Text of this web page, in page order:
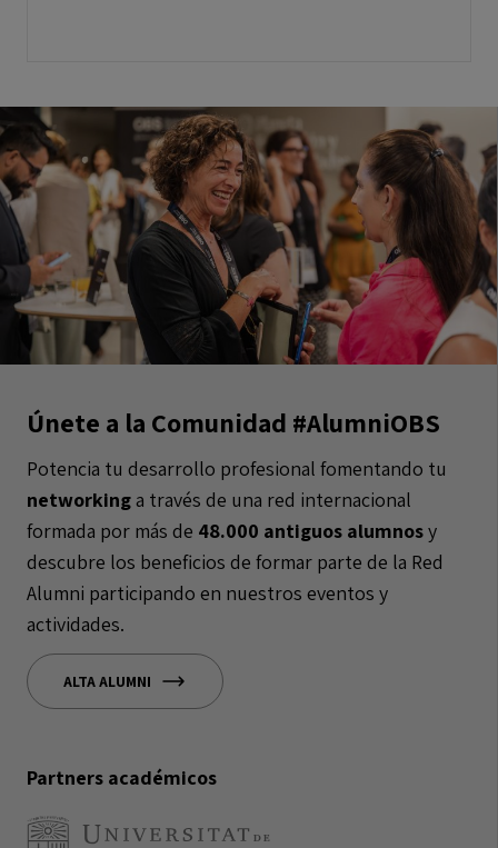
Únete a la Comunidad #AlumniOBS
Potencia tu desarrollo profesional fomentando tu
networkinga través de una red internacional
formada por más de 48.000 antiguos alumnosy
descubre los beneficios de formar parte de la Red
Alumni participando en nuestros eventos y
actividades.
ALTA ALUMNI
Partners académicos